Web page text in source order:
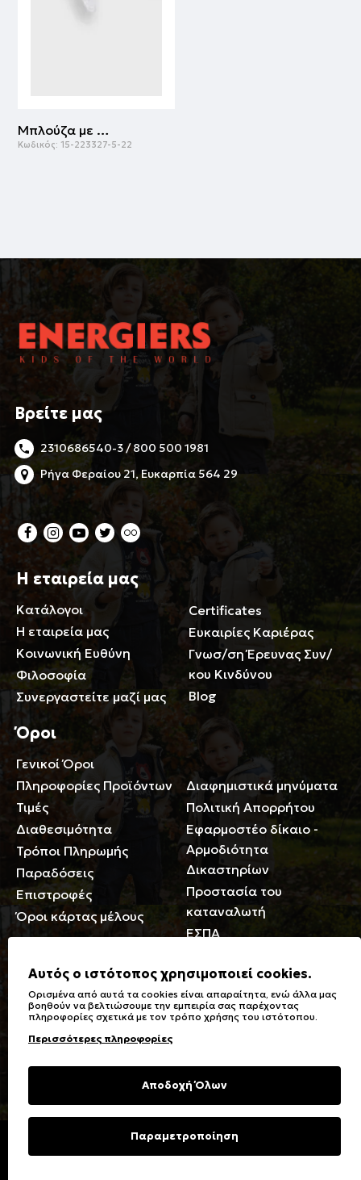
Μπλούζα με τύπωμα για κορίτσι | ΛΕΥΚΟ
Κωδικός: 15-223327-5-22
Βρείτε μας
2310686540-3 / 800 500 1981
Ρήγα Φεραίου 21, Ευκαρπία 564 29
Η εταιρεία μας
Κατάλογοι
Η εταιρεία μας
Κοινωνική Ευθύνη
Φιλοσοφία
Συνεργαστείτε μαζί μας
Certificates
Ευκαιρίες Καριέρας
Γνωσ/ση Έρευνας Συν/
κου Κινδύνου
Blog
Όροι
Γενικοί Όροι
Πληροφορίες Προϊόντων
Τιμές
Διαθεσιμότητα
Τρόποι Πληρωμής
Παραδόσεις
Επιστροφές
Όροι κάρτας μέλους
Περιορισμοί ευθύνης
Διαφημιστικά μηνύματα
Πολιτική Απορρήτου
Εφαρμοστέο δίκαιο -
Αρμοδιότητα
Δικαστηρίων
Προστασία του
καταναλωτή
ΕΣΠΑ
Γενικά
Καταστήματα
Ειδικές Εκπτώσεις ΑμΕΑ
Δωροκάρτες
Συχνές Ερωτήσεις
Φροντίδα Ρούχων
Σύμβολα πλύσης,
σιδερώματος
υφασμάτων
Επικοινωνία
Copyright © 2023 Energiers.gr
Αυτός ο ιστότοπος χρησιμοποιεί cookies.
Ορισμένα από αυτά τα cookies είναι απαραίτητα, ενώ άλλα μας
βοηθούν να βελτιώσουμε την εμπειρία σας παρέχοντας
πληροφορίες σχετικά με τον τρόπο χρήσης του ιστότοπου.
Περισσότερες πληροφορίες
Αποδοχή Όλων
Παραμετροποίηση